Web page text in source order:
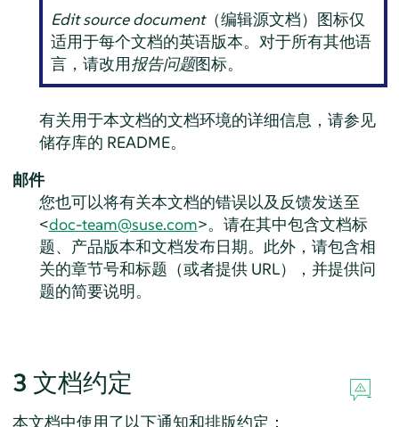
Edit source document（编辑源文档）图标仅
适用于每个文档的英语版本。对于所有其他语
言，请改用报告问题图标。
有关用于本文档的文档环境的详细信息，请参见
储存库的 README。
邮件
您也可以将有关本文档的错误以及反馈发送至
<doc-team@suse.com>。请在其中包含文档标
题、产品版本和文档发布日期。此外，请包含相
关的章节号和标题（或者提供 URL），并提供问
题的简要说明。
3 文档约定
本文档中使用了以下通知和排版约定：